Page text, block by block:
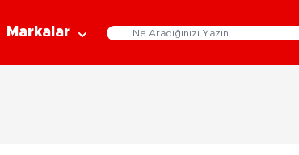
Markalar